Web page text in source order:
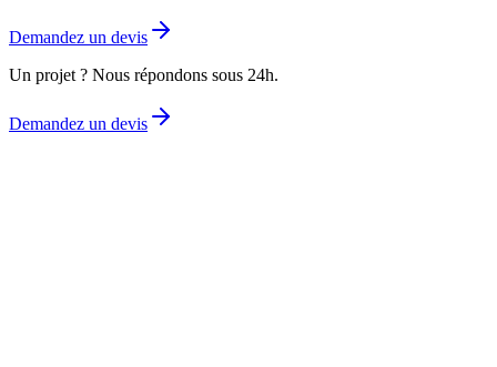
Demandez un devis
Un projet ? Nous répondons sous 24h.
Demandez un devis